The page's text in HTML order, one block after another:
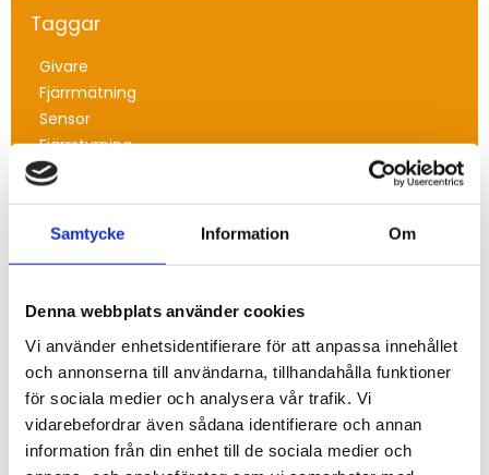
Samtycke Information Om
Denna webbplats använder cookies
Vi använder enhetsidentifierare för att anpassa innehållet
och annonserna till användarna, tillhandahålla funktioner
för sociala medier och analysera vår trafik. Vi
vidarebefordrar även sådana identifierare och annan
information från din enhet till de sociala medier och
Taggar
Givare
Fjärrmätning
Sensor
Fjärrstyrning
2026
maj (2)
april (3)
februari (16)
januari (3)
2025
november (3)